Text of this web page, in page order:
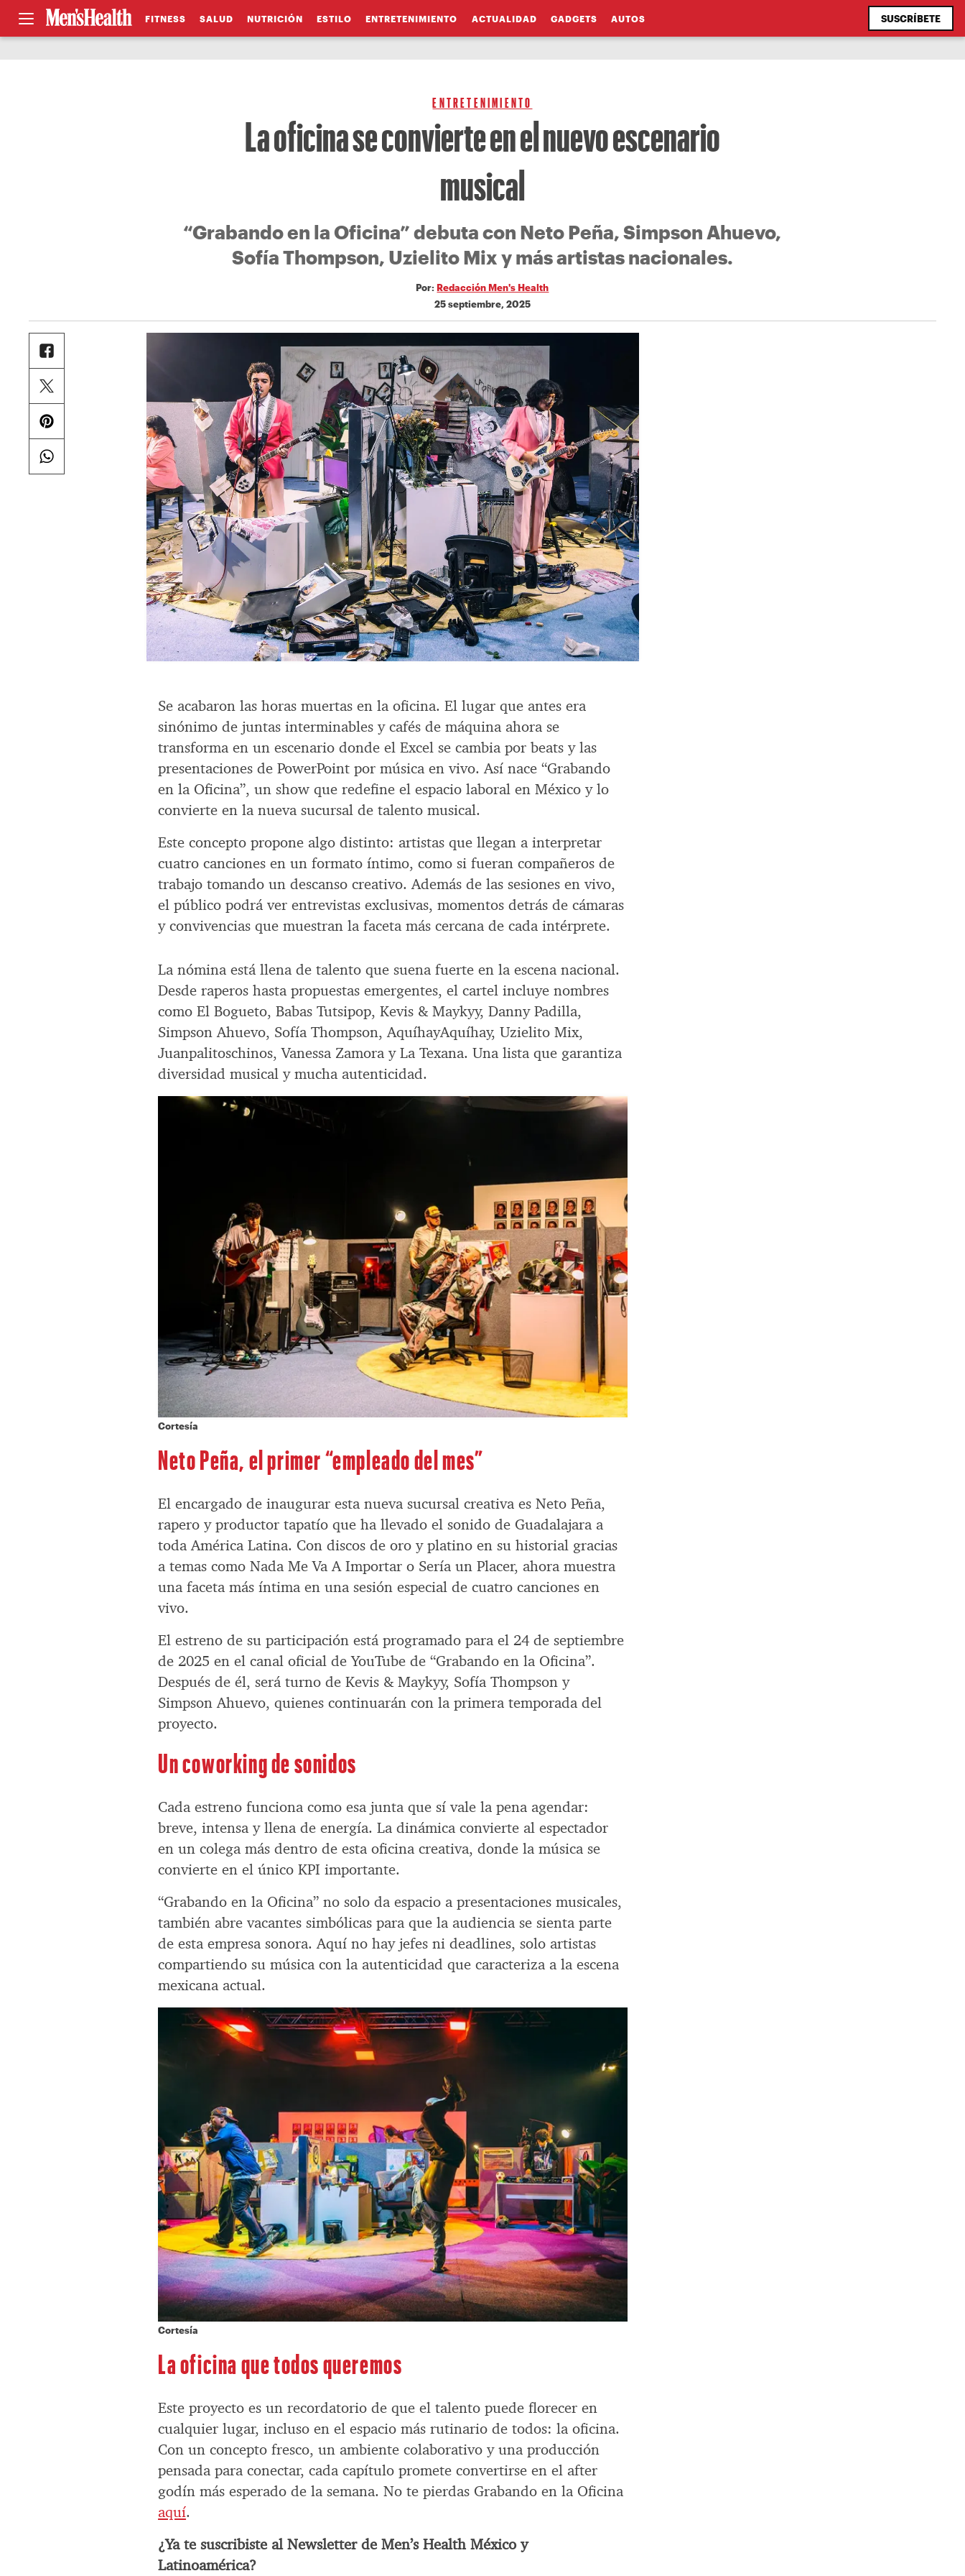
FITNESS SALUD NUTRICIÓN ESTILO ENTRETENIMIENTO ACTUALIDAD GADGETS AUTOS SUSCRÍBETE
ENTRETENIMIENTO
La oficina se convierte en el nuevo escenario
musical
“Grabando en la Oficina” debuta con Neto Peña, Simpson Ahuevo,
Sofía Thompson, Uzielito Mix y más artistas nacionales.
Por:Redacción Men's Health
25 septiembre, 2025
Se acabaron las horas muertas en la oficina. El lugar que antes era
sinónimo de juntas interminables y cafés de máquina ahora se
transforma en un escenario donde el Excel se cambia por beats y las
presentaciones de PowerPoint por música en vivo. Así nace “Grabando
en la Oficina”, un show que redefine el espacio laboral en México y lo
convierte en la nueva sucursal de talento musical.
Este concepto propone algo distinto: artistas que llegan a interpretar
cuatro canciones en un formato íntimo, como si fueran compañeros de
trabajo tomando un descanso creativo. Además de las sesiones en vivo,
el público podrá ver entrevistas exclusivas, momentos detrás de cámaras
y convivencias que muestran la faceta más cercana de cada intérprete.
La nómina está llena de talento que suena fuerte en la escena nacional.
Desde raperos hasta propuestas emergentes, el cartel incluye nombres
como El Bogueto, Babas Tutsipop, Kevis & Maykyy, Danny Padilla,
Simpson Ahuevo, Sofía Thompson, AquíhayAquíhay, Uzielito Mix,
Juanpalitoschinos, Vanessa Zamora y La Texana. Una lista que garantiza
diversidad musical y mucha autenticidad.
Cortesía
Neto Peña, el primer “empleado del mes”
El encargado de inaugurar esta nueva sucursal creativa es Neto Peña,
rapero y productor tapatío que ha llevado el sonido de Guadalajara a
toda América Latina. Con discos de oro y platino en su historial gracias
a temas como Nada Me Va A Importar o Sería un Placer, ahora muestra
una faceta más íntima en una sesión especial de cuatro canciones en
vivo.
El estreno de su participación está programado para el 24 de septiembre
de 2025 en el canal oficial de YouTube de “Grabando en la Oficina”.
Después de él, será turno de Kevis & Maykyy, Sofía Thompson y
Simpson Ahuevo, quienes continuarán con la primera temporada del
proyecto.
Un coworking de sonidos
Cada estreno funciona como esa junta que sí vale la pena agendar:
breve, intensa y llena de energía. La dinámica convierte al espectador
en un colega más dentro de esta oficina creativa, donde la música se
convierte en el único KPI importante.
“Grabando en la Oficina” no solo da espacio a presentaciones musicales,
también abre vacantes simbólicas para que la audiencia se sienta parte
de esta empresa sonora. Aquí no hay jefes ni deadlines, solo artistas
compartiendo su música con la autenticidad que caracteriza a la escena
mexicana actual.
Cortesía
La oficina que todos queremos
Este proyecto es un recordatorio de que el talento puede florecer en
cualquier lugar, incluso en el espacio más rutinario de todos: la oficina.
Con un concepto fresco, un ambiente colaborativo y una producción
pensada para conectar, cada capítulo promete convertirse en el after
godín más esperado de la semana. No te pierdas Grabando en la Oficina
aquí.
¿Ya te suscribiste al Newsletter de Men’s Health México y
Latinoamérica?